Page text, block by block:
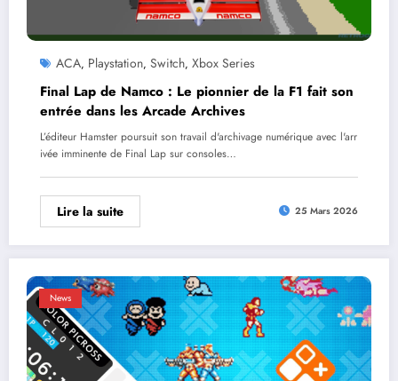
ACA, Playstation, Switch, Xbox Series
Final Lap de Namco : Le pionnier de la F1 fait son
entrée dans les Arcade Archives
L’éditeur Hamster poursuit son travail d'archivage numérique avec l'arr
ivée imminente de Final Lap sur consoles…
Lire la suite 25 Mars 2026
News